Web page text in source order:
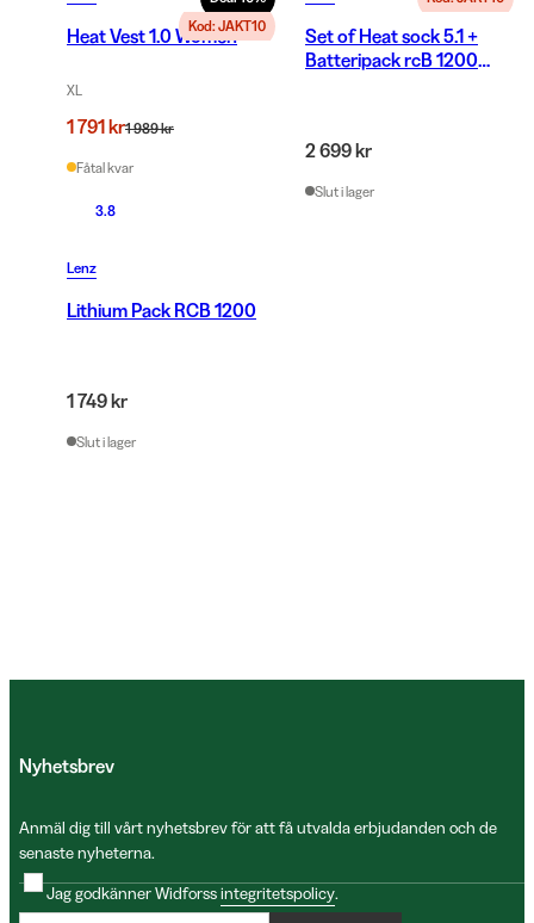
Kod: JAKT10
Heat Vest 1.0 Women
XL
1 791 kr1 989 kr
Fåtal kvar
Set of Heat sock 5.1 +
Batteripack rcB 1200
2 699 kr
Slut i lager
3.8
Lenz
Lithium Pack RCB 1200
1 749 kr
Slut i lager
Nyhetsbrev
Anmäl dig till vårt nyhetsbrev för att få utvalda erbjudanden och de
senaste nyheterna.
Jag godkänner Widforssintegritetspolicy.